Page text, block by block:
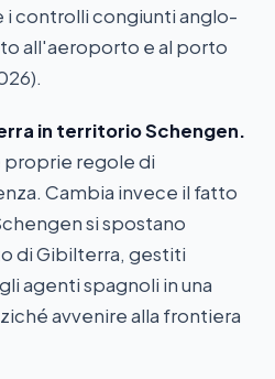
i controlli congiunti anglo-
all'aeroporto e al porto
in territorio Schengen.
proprie regole di
Cambia invece il fatto
si spostano
di Gibilterra, gestiti
agenti spagnoli in una
avvenire alla frontiera